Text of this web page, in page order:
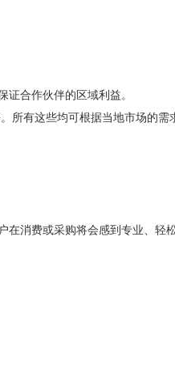
合作伙伴的区域利益。
所有这些均可根据当地市场的需
在消费或采购将会感到专业、轻